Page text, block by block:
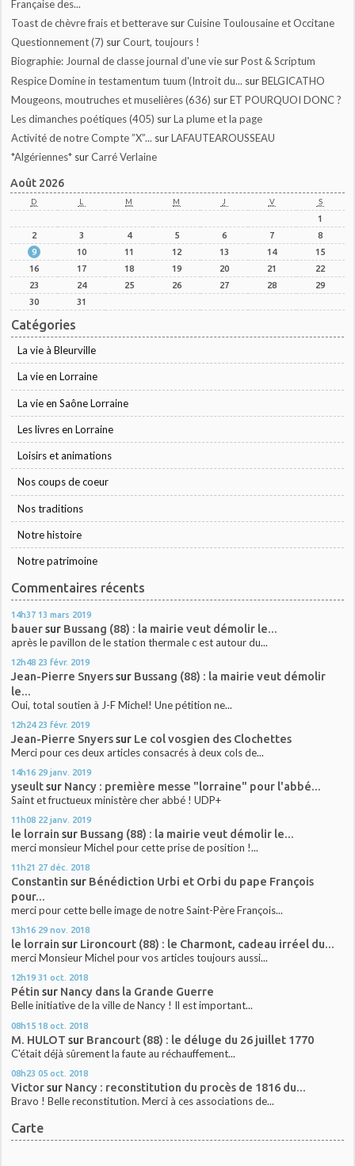
Française des...
Toast de chèvre frais et betterave surCuisine Toulousaine et Occitane
Questionnement (7) surCourt, toujours !
Biographie: Journal de classe journal d'une vie surPost & Scriptum
Respice Domine in testamentum tuum (Introit du... surBELGICATHO
Mougeons, moutruches et muselières (636) surET POURQUOI DONC ?
Les dimanches poétiques (405) surLa plume et la page
Activité de notre Compte ”X”... surLAFAUTEAROUSSEAU
*Algériennes* surCarré Verlaine
Août 2026
D L M M J V S
1
2
3 4 5 6 7
8
9
10 11 12 13 14
15
16
17 18 19 20 21
22
23
24 25 26 27 28
29
30
31
Catégories
La vie à Bleurville
La vie en Lorraine
La vie en Saône Lorraine
Les livres en Lorraine
Loisirs et animations
Nos coups de coeur
Nos traditions
Notre histoire
Notre patrimoine
Commentaires récents
14h37 13 mars 2019
bauersur Bussang (88) : la mairie veut démolir le...
après le pavillon de le station thermale c est autour du...
12h48 23 févr. 2019
Jean-Pierre Snyerssur Bussang (88) : la mairie veut démolir
le...
Oui, total soutien à J-F Michel! Une pétition ne...
12h24 23 févr. 2019
Jean-Pierre Snyerssur Le col vosgien des Clochettes
Merci pour ces deux articles consacrés à deux cols de...
14h16 29 janv. 2019
yseultsur Nancy : première messe "lorraine" pour l'abbé...
Saint et fructueux ministère cher abbé ! UDP+
11h08 22 janv. 2019
le lorrain sur Bussang (88) : la mairie veut démolir le...
merci monsieur Michel pour cette prise de position !...
11h21 27 déc. 2018
Constantin sur Bénédiction Urbi et Orbi du pape François
pour...
merci pour cette belle image de notre Saint-Père François...
13h16 29 nov. 2018
le lorrain sur Lironcourt (88) : le Charmont, cadeau irréel du...
merci Monsieur Michel pour vos articles toujours aussi...
12h19 31 oct. 2018
Pétin sur Nancy dans la Grande Guerre
Belle initiative de la ville de Nancy ! Il est important...
08h15 18 oct. 2018
M. HULOT sur Brancourt (88) : le déluge du 26 juillet 1770
C'était déjà sûrement la faute au réchauffement...
08h23 05 oct. 2018
Victorsur Nancy : reconstitution du procès de 1816 du...
Bravo ! Belle reconstitution. Merci à ces associations de...
Carte